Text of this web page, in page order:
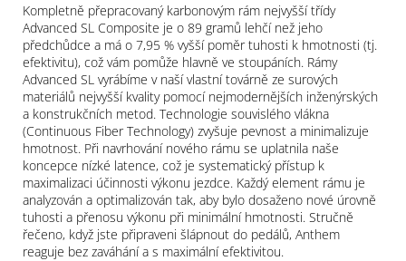
Kompletně přepracovaný karbonovým rám nejvyšší třídy
Advanced SL Composite je o 89 gramů lehčí než jeho
předchůdce a má o 7,95 % vyšší poměr tuhosti k hmotnosti (tj.
efektivitu), což vám pomůže hlavně ve stoupáních. Rámy
Advanced SL vyrábíme v naší vlastní továrně ze surových
materiálů nejvyšší kvality pomocí nejmodernějších inženýrských
a konstrukčních metod. Technologie souvislého vlákna
(Continuous Fiber Technology) zvyšuje pevnost a minimalizuje
hmotnost. Při navrhování nového rámu se uplatnila naše
koncepce nízké latence, což je systematický přístup k
maximalizaci účinnosti výkonu jezdce. Každý element rámu je
analyzován a optimalizován tak, aby bylo dosaženo nové úrovně
tuhosti a přenosu výkonu při minimální hmotnosti. Stručně
řečeno, když jste připraveni šlápnout do pedálů, Anthem
reaguje bez zaváhání a s maximální efektivitou.